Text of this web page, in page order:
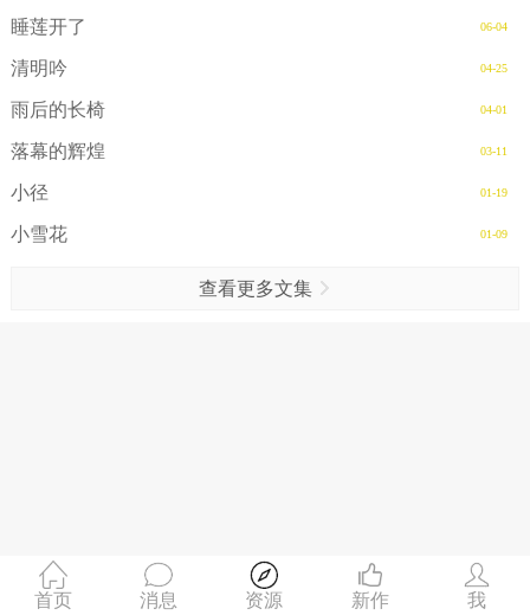
06-04
睡莲开了
04-25
清明吟
04-01
雨后的长椅
03-11
落幕的辉煌
01-19
小径
01-09
小雪花
查看更多文集
首页 消息 资源 新作 我